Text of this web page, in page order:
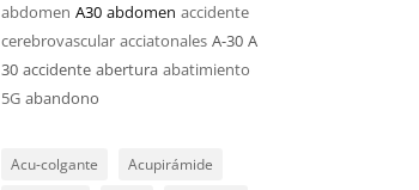
abdomen A30 abdomen accidente
cerebrovascular acciatonales A-30 A
30 accidente abertura abatimiento
5G abandono
Acu-colgante
Acupirámide